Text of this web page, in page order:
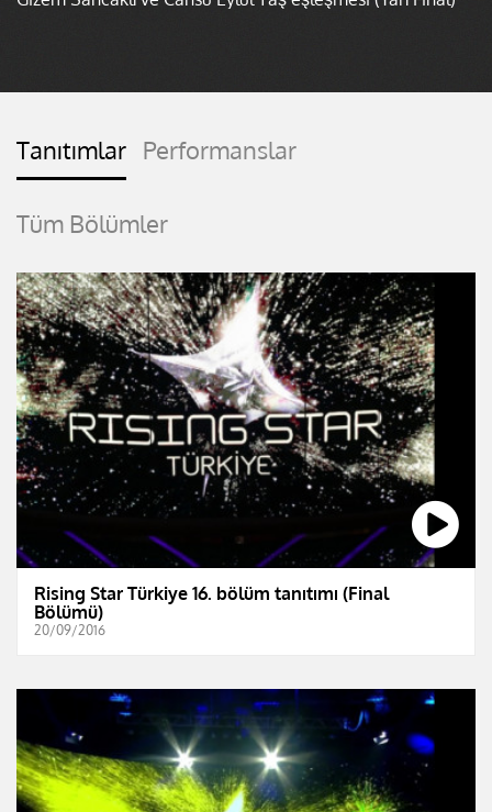
Tanıtımlar Performanslar
Tüm Bölümler
Rising Star Türkiye 16. bölüm tanıtımı (Final
Bölümü)
20/09/2016